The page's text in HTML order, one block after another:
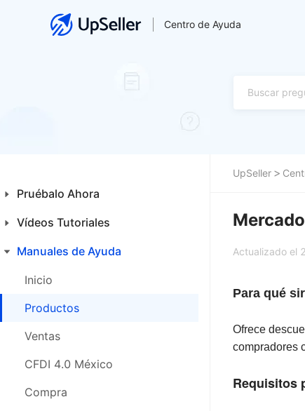
Centro de Ayuda
Pruébalo Ahora
Guía para Principiantes
Primeros Pasos
Funcionalidades Especiales
Vídeos Tutoriales
Inicio
Productos
Ventas
CFDI 4.0 México
Compras
Inventario
Manuales de Ayuda
Inicio
Productos
Ventas
CFDI 4.0 México
Compra
UpSeller
Actualizado el
Para qué
Ofrece
compradores
Requisitos